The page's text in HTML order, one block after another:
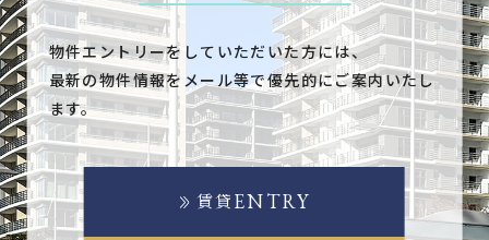
物件エントリーをしていただいた方には、
最新の物件情報をメール等で優先的にご案内いたし
ます。
賃貸 ENTRY